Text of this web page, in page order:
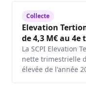
Collecte
Elevation
de 4,3 M€ au 4e
La SCPI Elevation
nette trimestrielle
élevée de l'année